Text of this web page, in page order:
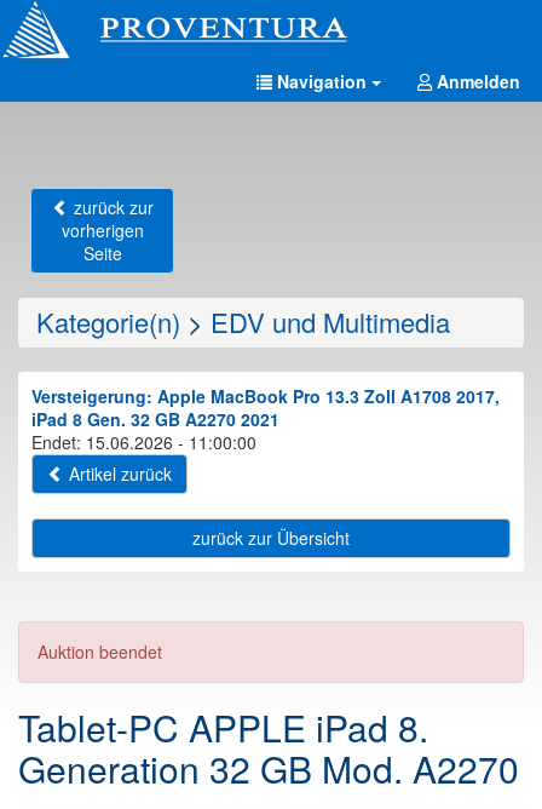
Navigation Anmelden
zurück zur
vorherigen
Seite
Kategorie(n) > EDV und Multimedia
Versteigerung: Apple MacBook Pro 13.3 Zoll A1708 2017,
iPad 8 Gen. 32 GB A2270 2021
Endet: 15.06.2026 - 11:00:00
Artikel zurück
zurück zur Übersicht
Auktion beendet
Tablet-PC APPLE iPad 8.
Generation 32 GB Mod. A2270